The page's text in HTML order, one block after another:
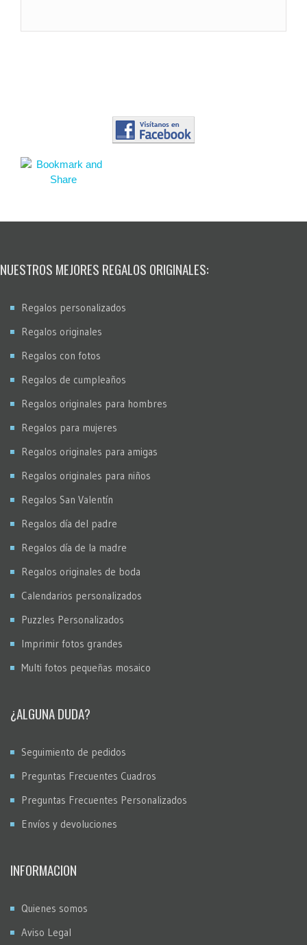
NUESTROS MEJORES REGALOS ORIGINALES:
Regalos personalizados
Regalos originales
Regalos con fotos
Regalos de cumpleaños
Regalos originales para hombres
Regalos para mujeres
Regalos originales para amigas
Regalos originales para niños
Regalos San Valentín
Regalos día del padre
Regalos día de la madre
Regalos originales de boda
Calendarios personalizados
Puzzles Personalizados
Imprimir fotos grandes
Multi fotos pequeñas mosaico
¿ALGUNA DUDA?
Seguimiento de pedidos
Preguntas Frecuentes Cuadros
Preguntas Frecuentes Personalizados
Envíos y devoluciones
INFORMACION
Quienes somos
Aviso Legal